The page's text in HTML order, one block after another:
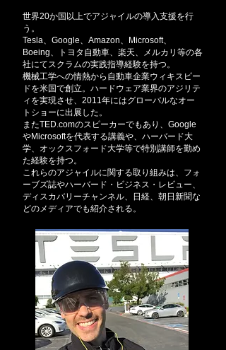
世界20か国以上でアジャイルの導入支援を行
う。
Tesla、Google、Amazon、Microsoft、
Boeing、トヨタ自動車、 楽天、メルカリ等の各
社にてスクラムの実践指導経験を持つ。
機械工学への情熱から自動車企業ウィキスピー
ドを米国で創立。 ハードウェア業界のアジリテ
ィを実現させ、2011年にはグローバルなオー
トショーに出展した。
またTED.comのスピーカーでもあり、Google
やMicrosoftを代表する講義や、ハーバード大
学、 オックスフォード大学等で特別講師を勤め
た経験を持つ。
これらのアジャイルに関する取り組みは、フォ
ーブズ誌やハーバード・ビジネス・レビュー、
ディスカバリーチャンネル、日経、朝日新聞な
どのメディアでも紹介される。